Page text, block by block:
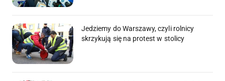
Jedziemy do Warszawy, czyli rolnicy
skrzykują się na protest w stolicy